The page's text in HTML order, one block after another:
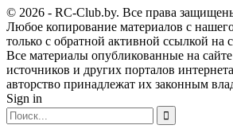
© 2026 - RC-Club.by. Все права
Любое копирование материалов с нашего
только с обратной активной ссылкой на
Все материалы опубликованные на
источников и других порталов
авторство принадлежат их законным
Sign in